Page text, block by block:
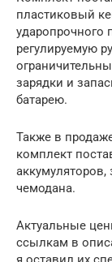
пластиковый
ударопрочного
регулируемую
зарядки и
батарею.
Также в
комплект
аккумуляторов,
чемодана.
Актуальные
ссылкам в